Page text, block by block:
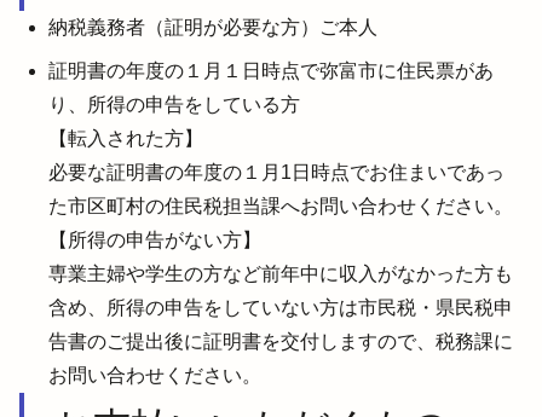
納税義務者（証明が必要な方）ご本人
証明書の年度の１月１日時点で弥富市に住民票があ
り、所得の申告をしている方
【転入された方】
必要な証明書の年度の１月1日時点でお住まいであっ
た市区町村の住民税担当課へお問い合わせください。
【所得の申告がない方】
専業主婦や学生の方など前年中に収入がなかった方も
含め、所得の申告をしていない方は市民税・県民税申
告書のご提出後に証明書を交付しますので、税務課に
お問い合わせください。